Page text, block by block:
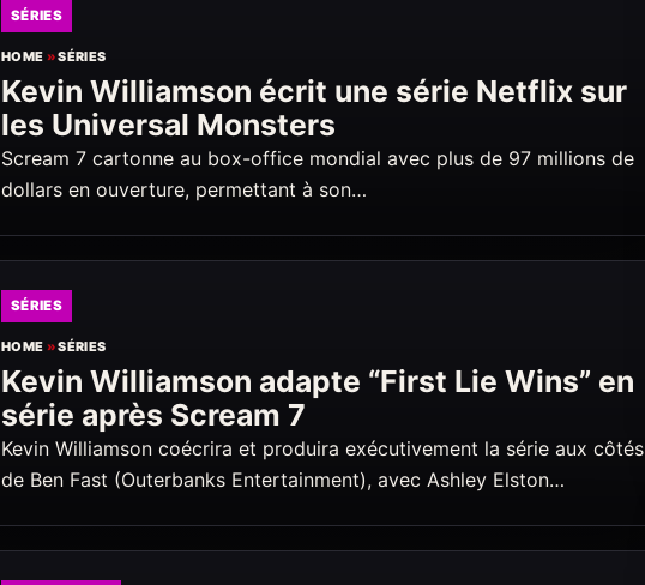
SÉRIES
HOME »SÉRIES
Kevin Williamson écrit une série Netflix sur
les Universal Monsters
Scream 7 cartonne au box-office mondial avec plus de 97 millions de
dollars en ouverture, permettant à son…
SÉRIES
HOME »SÉRIES
Kevin Williamson adapte “First Lie Wins” en
série après Scream 7
Kevin Williamson coécrira et produira exécutivement la série aux côtés
de Ben Fast (Outerbanks Entertainment), avec Ashley Elston…